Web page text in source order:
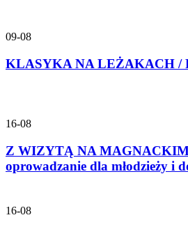
09-08
KLASYKA NA LEŻAKACH /
16-08
Z WIZYTĄ NA
oprowadzanie dla młodzieży i
16-08